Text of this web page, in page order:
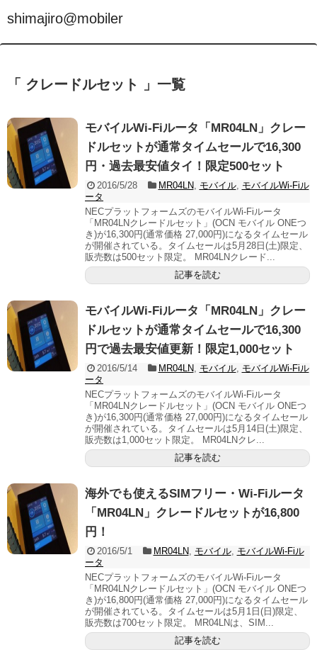
shimajiro@mobiler
「 クレードルセット 」一覧
モバイルWi-Fiルータ「MR04LN」クレー
ドルセットが通常タイムセールで16,300
円・過去最安値タイ！限定500セット
2016/5/28 MR04LN モバイル, モバイルWi-Fiル
ータ
NECプラットフォームズのモバイルWi-Fiルータ
「MR04LNクレードルセット」(OCN モバイル ONEつ
き)が16,300円(通常価格 27,000円)になるタイムセール
が開催されている。タイムセールは5月28日(土)限定、
販売数は500セット限定。 MR04LNクレード...
記事を読む
モバイルWi-Fiルータ「MR04LN」クレー
ドルセットが通常タイムセールで16,300
円で過去最安値更新！限定1,000セット
2016/5/14 MR04LN モバイル, モバイルWi-Fiル
ータ
NECプラットフォームズのモバイルWi-Fiルータ
「MR04LNクレードルセット」(OCN モバイル ONEつ
き)が16,300円(通常価格 27,000円)になるタイムセール
が開催されている。タイムセールは5月14日(土)限定、
販売数は1,000セット限定。 MR04LNクレ...
記事を読む
海外でも使えるSIMフリー・Wi-Fiルータ
「MR04LN」クレードルセットが16,800
円！
2016/5/1 MR04LN モバイル, モバイルWi-Fiル
ータ
NECプラットフォームズのモバイルWi-Fiルータ
「MR04LNクレードルセット」(OCN モバイル ONEつ
き)が16,800円(通常価格 27,000円)になるタイムセール
が開催されている。タイムセールは5月1日(日)限定、
販売数は700セット限定。 MR04LNは、SIM...
記事を読む